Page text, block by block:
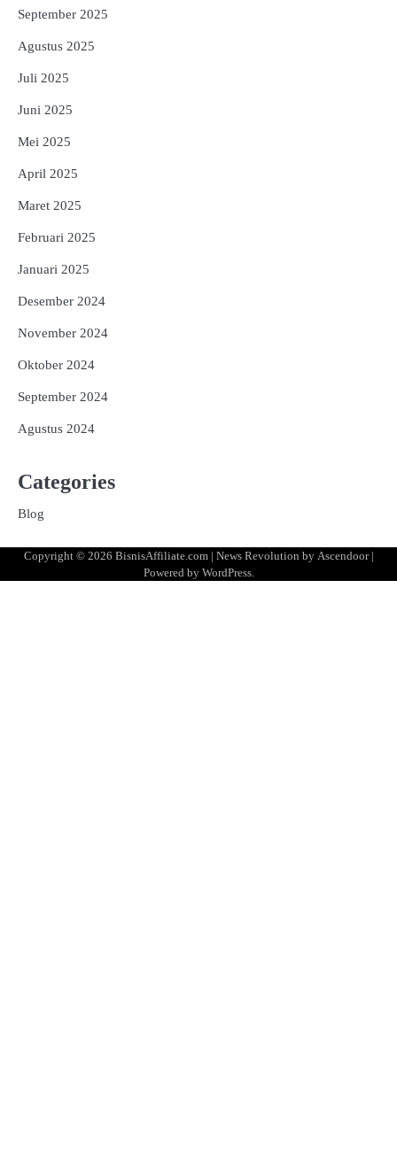
September 2025
Agustus 2025
Juli 2025
Juni 2025
Mei 2025
April 2025
Maret 2025
Februari 2025
Januari 2025
Desember 2024
November 2024
Oktober 2024
September 2024
Agustus 2024
Categories
Blog
Copyright © 2026 BisnisAffiliate.com| News Revolution by Ascendoor|
Powered by WordPress.